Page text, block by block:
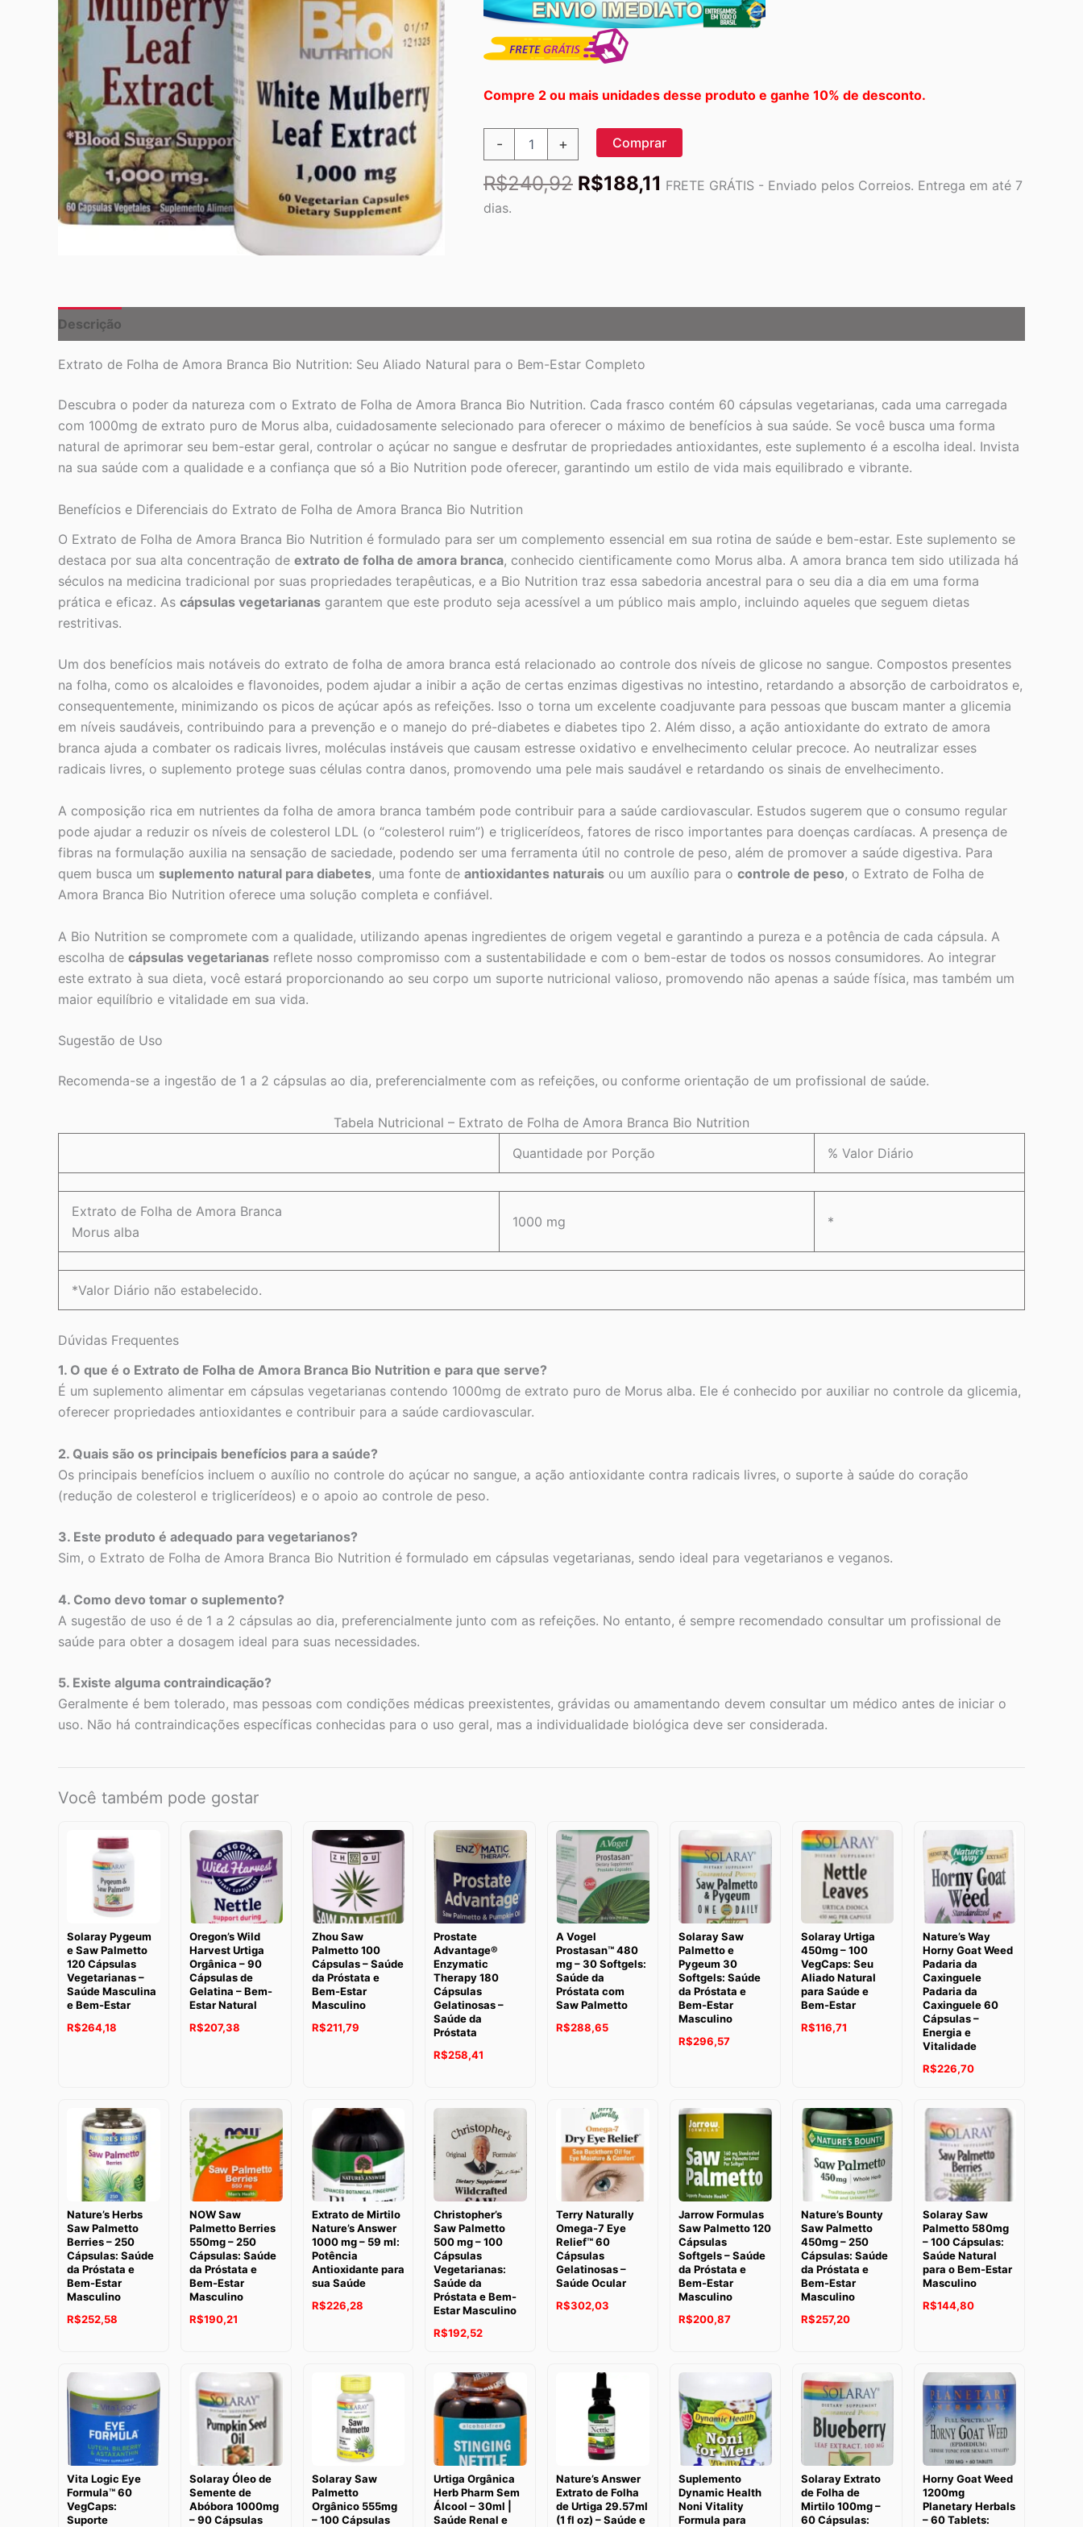
Compre 2 ou mais unidades desse produto e ganhe 10% de desconto.
-
de
Branca
quantidade
+ Comprar
R$240,92 O
R$188,11 O
FRETE GRÁTIS - Enviado pelos Correios. Entrega em até 7
dias.
Descrição
Extrato de Folha de Amora Branca Bio Nutrition: Seu Aliado Natural para o Bem-Estar Completo
Descubra o poder da natureza com o Extrato de Folha de Amora Branca Bio Nutrition. Cada frasco contém 60 cápsulas vegetarianas, cada uma carregada
com 1000mg de extrato puro de Morus alba, cuidadosamente selecionado para oferecer o máximo de benefícios à sua saúde. Se você busca uma forma
natural de aprimorar seu bem-estar geral, controlar o açúcar no sangue e desfrutar de propriedades antioxidantes, este suplemento é a escolha ideal. Invista
na sua saúde com a qualidade e a confiança que só a Bio Nutrition pode oferecer, garantindo um estilo de vida mais equilibrado e vibrante.
Benefícios e Diferenciais do Extrato de Folha de Amora Branca Bio Nutrition
O Extrato de Folha de Amora Branca Bio Nutrition é formulado para ser um complemento essencial em sua rotina de saúde e bem-estar. Este suplemento se
destaca por sua alta concentração de extrato de folha de amora branca, conhecido cientificamente como Morus alba. A amora branca tem sido utilizada há
séculos na medicina tradicional por suas propriedades terapêuticas, e a Bio Nutrition traz essa sabedoria ancestral para o seu dia a dia em uma forma
prática e eficaz. As cápsulas vegetarianas garantem que este produto seja acessível a um público mais amplo, incluindo aqueles que seguem dietas
restritivas.
Um dos benefícios mais notáveis do extrato de folha de amora branca está relacionado ao controle dos níveis de glicose no sangue. Compostos presentes
na folha, como os alcaloides e flavonoides, podem ajudar a inibir a ação de certas enzimas digestivas no intestino, retardando a absorção de carboidratos e,
consequentemente, minimizando os picos de açúcar após as refeições. Isso o torna um excelente coadjuvante para pessoas que buscam manter a glicemia
em níveis saudáveis, contribuindo para a prevenção e o manejo do pré-diabetes e diabetes tipo 2. Além disso, a ação antioxidante do extrato de amora
branca ajuda a combater os radicais livres, moléculas instáveis que causam estresse oxidativo e envelhecimento celular precoce. Ao neutralizar esses
radicais livres, o suplemento protege suas células contra danos, promovendo uma pele mais saudável e retardando os sinais de envelhecimento.
A composição rica em nutrientes da folha de amora branca também pode contribuir para a saúde cardiovascular. Estudos sugerem que o consumo regular
pode ajudar a reduzir os níveis de colesterol LDL (o “colesterol ruim”) e triglicerídeos, fatores de risco importantes para doenças cardíacas. A presença de
fibras na formulação auxilia na sensação de saciedade, podendo ser uma ferramenta útil no controle de peso, além de promover a saúde digestiva. Para
quem busca um suplemento natural para diabetes, uma fonte de antioxidantes naturais ou um auxílio para o controle de peso, o Extrato de Folha de
Amora Branca Bio Nutrition oferece uma solução completa e confiável.
A Bio Nutrition se compromete com a qualidade, utilizando apenas ingredientes de origem vegetal e garantindo a pureza e a potência de cada cápsula. A
escolha de cápsulas vegetarianas reflete nosso compromisso com a sustentabilidade e com o bem-estar de todos os nossos consumidores. Ao integrar
este extrato à sua dieta, você estará proporcionando ao seu corpo um suporte nutricional valioso, promovendo não apenas a saúde física, mas também um
maior equilíbrio e vitalidade em sua vida.
Sugestão de Uso
Recomenda-se a ingestão de 1 a 2 cápsulas ao dia, preferencialmente com as refeições, ou conforme orientação de um profissional de saúde.
Tabela Nutricional – Extrato de Folha de Amora Branca Bio Nutrition
Quantidade por Porção
% Valor Diário
Extrato de Folha de Amora Branca
Morus alba
1000 mg *
*Valor Diário não estabelecido.
Dúvidas Frequentes
1. O que é o Extrato de Folha de Amora Branca Bio Nutrition e para que serve?
É um suplemento alimentar em cápsulas vegetarianas contendo 1000mg de extrato puro de Morus alba. Ele é conhecido por auxiliar no controle da glicemia,
oferecer propriedades antioxidantes e contribuir para a saúde cardiovascular.
2. Quais são os principais benefícios para a saúde?
Os principais benefícios incluem o auxílio no controle do açúcar no sangue, a ação antioxidante contra radicais livres, o suporte à saúde do coração
(redução de colesterol e triglicerídeos) e o apoio ao controle de peso.
3. Este produto é adequado para vegetarianos?
Sim, o Extrato de Folha de Amora Branca Bio Nutrition é formulado em cápsulas vegetarianas, sendo ideal para vegetarianos e veganos.
4. Como devo tomar o suplemento?
A sugestão de uso é de 1 a 2 cápsulas ao dia, preferencialmente junto com as refeições. No entanto, é sempre recomendado consultar um profissional de
saúde para obter a dosagem ideal para suas necessidades.
5. Existe alguma contraindicação?
Geralmente é bem tolerado, mas pessoas com condições médicas preexistentes, grávidas ou amamentando devem consultar um médico antes de iniciar o
uso. Não há contraindicações específicas conhecidas para o uso geral, mas a individualidade biológica deve ser considerada.
Você também pode gostar
Solaray Pygeum
e Saw Palmetto
120 Cápsulas
Vegetarianas –
Saúde Masculina
e Bem-Estar
O
R$361,36.
R$264,18
R$264,18.
Oregon’s Wild
Harvest Urtiga
Orgânica – 90
Cápsulas de
Gelatina – Bem-
Estar Natural
O
R$265,07.
R$207,38O
R$207,38.
Zhou Saw
Palmetto 100
Cápsulas – Saúde
da Próstata e
Bem-Estar
Masculino
O
R$275,52.
R$211,79O
R$211,79.
Prostate
Advantage®
Enzymatic
Therapy 180
Cápsulas
Gelatinosas –
Saúde da
Próstata
O
R$374,43.
R$258,41
R$258,41.
A Vogel
Prostasan™ 480
mg – 30 Softgels:
Saúde da
Próstata com
Saw Palmetto
O
R$356,90.
R$288,65O
R$288,65.
Solaray Saw
Palmetto e
Pygeum 30
Softgels: Saúde
da Próstata e
Bem-Estar
Masculino
O
R$396,17.
R$296,57O
Solaray Urtiga
450mg – 100
VegCaps: Seu
Aliado Natural
para Saúde e
Bem-Estar
O
R$158,18.
R$116,71O
R$116,71.
Nature’s Way
Horny Goat Weed
Padaria da
Caxinguele
Padaria da
Caxinguele 60
Cápsulas –
Energia e
Vitalidade
O
original
era:
R$264,50.
R$226,70O
atual
é:
R$226,70.
Nature’s Herbs
Saw Palmetto
Berries – 250
Cápsulas: Saúde
da Próstata e
Bem-Estar
Masculino
O
era:
R$358,68.
R$252,58
R$252,58.
NOW Saw
Palmetto Berries
550mg – 250
Cápsulas: Saúde
da Próstata e
Bem-Estar
Masculino
O
era:
R$275,52.
R$190,21O
R$190,21.
Extrato de Mirtilo
Nature’s Answer
1000 mg – 59 ml:
Potência
Antioxidante para
sua Saúde
O
R$275,52.
R$226,28O
R$226,28.
Christopher’s
Saw Palmetto
500 mg – 100
Cápsulas
Vegetarianas:
Saúde da
Próstata e Bem-
Estar Masculino
O
original
era:
R$259,09.
R$192,52O
atual
é:
R$192,52.
Terry Naturally
Omega-7 Eye
Relief™ 60
Cápsulas
Gelatinosas –
Saúde Ocular
O
R$356,58.
R$302,03
R$302,03.
Jarrow Formulas
Saw Palmetto 120
Cápsulas
Softgels – Saúde
da Próstata e
Bem-Estar
Masculino
O
R$320,83.
R$200,87O
R$200,87.
Nature’s Bounty
Saw Palmetto
450mg – 250
Cápsulas: Saúde
da Próstata e
Bem-Estar
Masculino
O
era:
R$259,77.
R$257,20O
é:
R$257,20.
Solaray Saw
Palmetto 580mg
– 100 Cápsulas:
Saúde Natural
para o Bem-Estar
Masculino
O
R$185,54.
R$144,80O
R$144,80.
Vita Logic Eye
Formula™ 60
VegCaps:
Suporte
Solaray Óleo de
Semente de
Abóbora 1000mg
– 90 Cápsulas
Solaray Saw
Palmetto
Orgânico 555mg
– 100 Cápsulas
Urtiga Orgânica
Herb Pharm Sem
Álcool – 30ml |
Saúde Renal e
Nature’s Answer
Extrato de Folha
de Urtiga 29.57ml
(1 fl oz) – Saúde e
Suplemento
Dynamic Health
Noni Vitality
Formula para
Solaray Extrato
de Folha de
Mirtilo 100mg –
60 Cápsulas:
Horny Goat Weed
1200mg
Planetary Herbals
– 60 Tablets: